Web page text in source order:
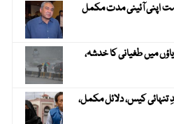
اپنی آئینی مدت مکمل
دریاؤں میں طغیانی کا خدشہ،
تنہائی کیس، دلائل مکمل،